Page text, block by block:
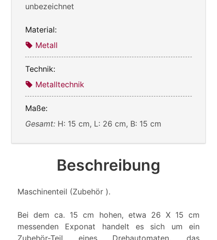
unbezeichnet
Material:
Metall
Technik:
Metalltechnik
Maße:
Gesamt: H: 15 cm, L: 26 cm, B: 15 cm
Beschreibung
Maschinenteil (Zubehör ).
Bei dem ca. 15 cm hohen, etwa 26 X 15 cm
messenden Exponat handelt es sich um ein